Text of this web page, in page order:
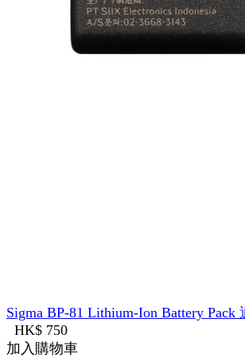
Sigma BP-81 Lithium-Ion Battery Pack
HK$ 750
加入購物車